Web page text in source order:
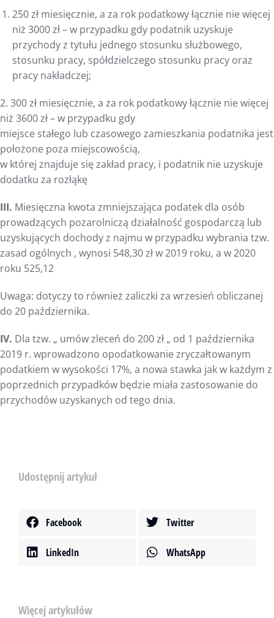
250 zł miesięcznie, a za rok podatkowy łącznie nie więcej
niż 3000 zł – w przypadku gdy podatnik uzyskuje
przychody z tytułu jednego stosunku służbowego,
stosunku pracy, spółdzielczego stosunku pracy oraz
pracy nakładczej;
2. 300 zł miesięcznie, a za rok podatkowy łącznie nie więcej
niż 3600 zł – w przypadku gdy
miejsce stałego lub czasowego zamieszkania podatnika jest
położone poza miejscowością,
w której znajduje się zakład pracy, i podatnik nie uzyskuje
dodatku za rozłąkę
III. Miesięczna kwota zmniejszająca podatek dla osób
prowadzących pozarolniczą działalność gospodarczą lub
uzyskujących dochody z najmu w przypadku wybrania tzw.
zasad ogólnych , wynosi 548,30 zł w 2019 roku, a w 2020
roku 525,12
Uwaga: dotyczy to również zaliczki za wrzesień obliczanej
do 20 października.
IV. Dla tzw. „ umów zleceń do 200 zł „ od 1 października
2019 r. wprowadzono opodatkowanie zryczałtowanym
podatkiem w wysokości 17%, a nowa stawka jak w każdym z
poprzednich przypadków będzie miała zastosowanie do
przychodów uzyskanych od tego dnia.
Udostępnij artykuł
Facebook Twitter
LinkedIn WhatsApp
Więcej artykułów